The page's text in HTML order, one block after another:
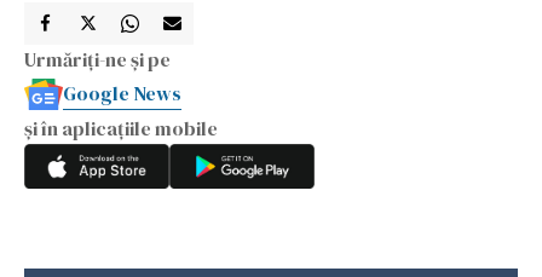
Urmăriți-ne și pe
Google News
și în aplicațiile mobile